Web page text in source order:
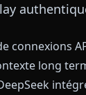
connexions
long